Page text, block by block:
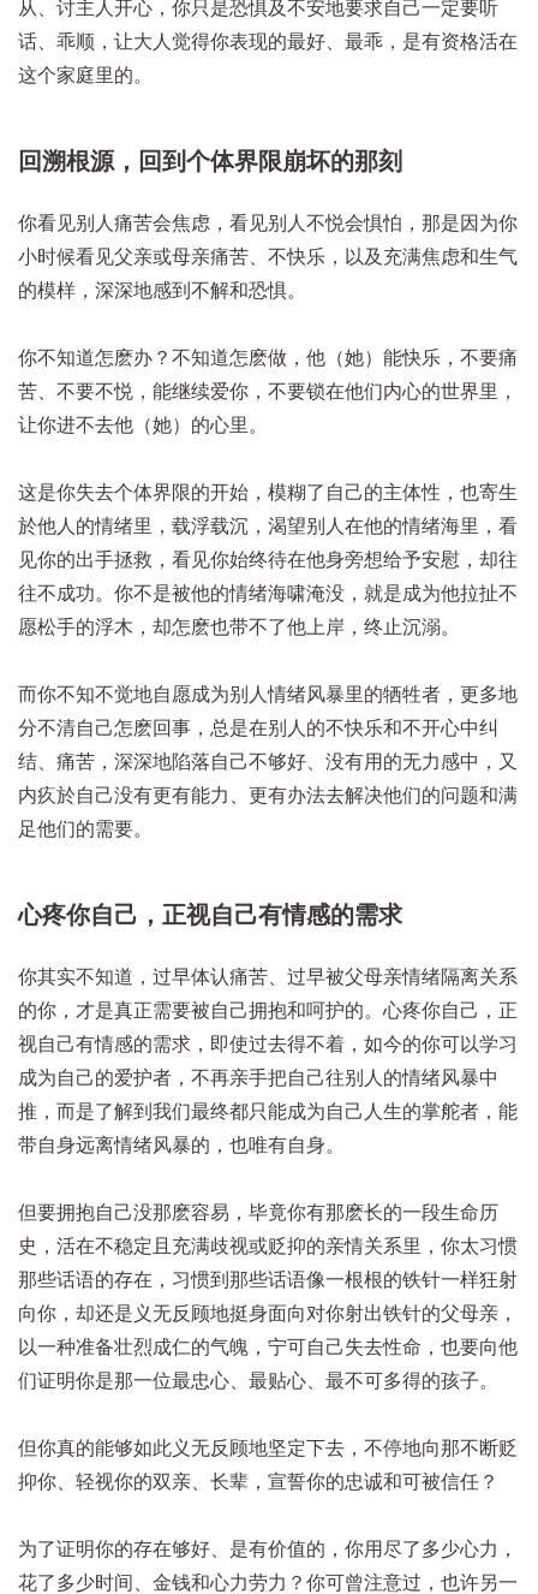
从、讨主人开心，你只是恐惧及不安地要求自己一定要听
话、乖顺，让大人觉得你表现的最好、最乖，是有资格活在
这个家庭里的。
回溯根源，回到个体界限崩坏的那刻
你看见别人痛苦会焦虑，看见别人不悦会惧怕，那是因为你
小时候看见父亲或母亲痛苦、不快乐，以及充满焦虑和生气
的模样，深深地感到不解和恐惧。
你不知道怎麽办？不知道怎麽做，他（她）能快乐，不要痛
苦、不要不悦，能继续爱你，不要锁在他们内心的世界里，
让你进不去他（她）的心里。
这是你失去个体界限的开始，模糊了自己的主体性，也寄生
於他人的情绪里，载浮载沉，渴望别人在他的情绪海里，看
见你的出手拯救，看见你始终待在他身旁想给予安慰，却往
往不成功。你不是被他的情绪海啸淹没，就是成为他拉扯不
愿松手的浮木，却怎麽也带不了他上岸，终止沉溺。
而你不知不觉地自愿成为别人情绪风暴里的牺牲者，更多地
分不清自己怎麽回事，总是在别人的不快乐和不开心中纠
结、痛苦，深深地陷落自己不够好、没有用的无力感中，又
内疚於自己没有更有能力、更有办法去解决他们的问题和满
足他们的需要。
心疼你自己，正视自己有情感的需求
你其实不知道，过早体认痛苦、过早被父母亲情绪隔离关系
的你，才是真正需要被自己拥抱和呵护的。心疼你自己，正
视自己有情感的需求，即使过去得不着，如今的你可以学习
成为自己的爱护者，不再亲手把自己往别人的情绪风暴中
推，而是了解到我们最终都只能成为自己人生的掌舵者，能
带自身远离情绪风暴的，也唯有自身。
但要拥抱自己没那麽容易，毕竟你有那麽长的一段生命历
史，活在不稳定且充满歧视或贬抑的亲情关系里，你太习惯
那些话语的存在，习惯到那些话语像一根根的铁针一样狂射
向你，却还是义无反顾地挺身面向对你射出铁针的父母亲，
以一种准备壮烈成仁的气魄，宁可自己失去性命，也要向他
们证明你是那一位最忠心、最贴心、最不可多得的孩子。
但你真的能够如此义无反顾地坚定下去，不停地向那不断贬
抑你、轻视你的双亲、长辈，宣誓你的忠诚和可被信任？
为了证明你的存在够好、是有价值的，你用尽了多少心力，
花了多少时间、金钱和心力劳力？你可曾注意过，也许另一